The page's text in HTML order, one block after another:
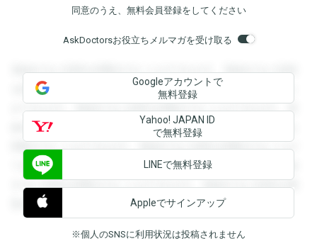
同意のうえ、無料会員登録をしてください
AskDoctorsお役立ちメルマガを受け取る
登録すると回答を閲覧することができます。登録すると回答
を閲覧することができます。登録すると回答を閲覧すること
ができます。登録すると回答を閲覧することができます。登
録すると回答を閲覧することができます。登録すると回答を
閲覧することができます。登録すると回答を閲覧することが
できます。登録すると回答を閲覧することができます。登録
すると回答を閲覧することができます。登録すると回答を閲
覧することができます。
Googleアカウントで
無料登録
Yahoo! JAPAN ID
で無料登録
LINEで無料登録
Appleでサインアップ
※個人のSNSに利用状況は投稿されません